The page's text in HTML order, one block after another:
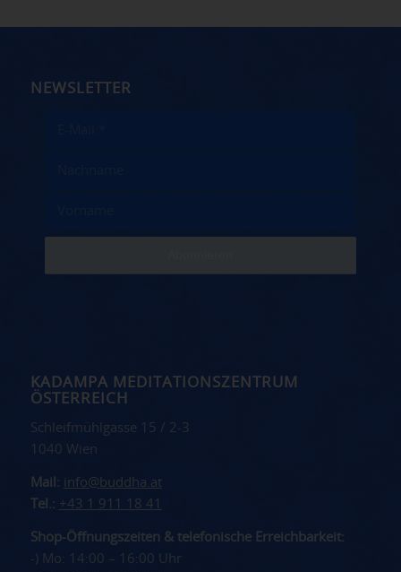
NEWSLETTER
KADAMPA MEDITATIONSZENTRUM
ÖSTERREICH
Schleifmühlgasse 15 / 2-3
1040 Wien
Mail: info@buddha.at
Tel.: +43 1 911 18 41
Shop-Öffnungszeiten & telefonische Erreichbarkeit:
-) Mo: 14:00 – 16:00 Uhr